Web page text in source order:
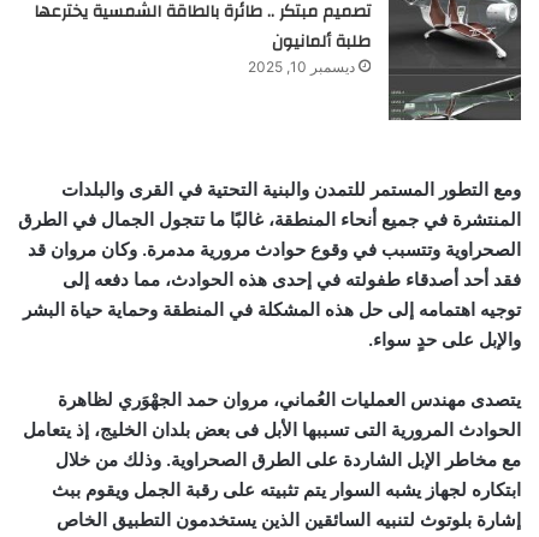
تصميم مبتكر .. طائرة بالطاقة الشمسية يخترعها
طلبة ألمانيون
ديسمبر 10, 2025
ومع التطور المستمر للتمدن والبنية التحتية في القرى والبلدات
المنتشرة في جميع أنحاء المنطقة، غالبًا ما تتجول الجمال في الطرق
الصحراوية وتتسبب في وقوع حوادث مرورية مدمرة. وكان مروان قد
فقد أحد أصدقاء طفولته في إحدى هذه الحوادث، مما دفعه إلى
توجيه اهتمامه إلى حل هذه المشكلة في المنطقة وحماية حياة البشر
والإبل على حدٍ سواء.
يتصدى مهندس العمليات العُماني، مروان حمد الجهْوَري لظاهرة
الحوادث المرورية التى تسببها الأبل فى بعض بلدان الخليج، إذ يتعامل
مع مخاطر الإبل الشاردة على الطرق الصحراوية. وذلك من خلال
ابتكاره لجهاز يشبه السوار يتم تثبيته على رقبة الجمل ويقوم ببث
إشارة بلوتوث لتنبيه السائقين الذين يستخدمون التطبيق الخاص